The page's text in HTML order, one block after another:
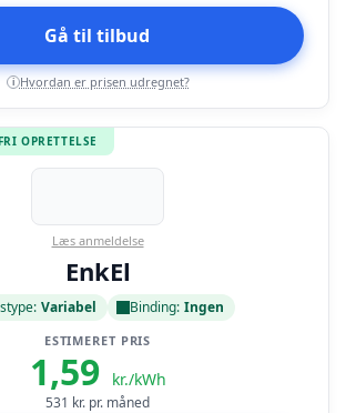
Gå til tilbud
i Hvordan er prisen udregnet?
OPRETTELSE
Læs anmeldelse
EnkEl
Variabel Binding: Ingen
ESTIMERET PRIS
1,59 kr./kWh
531 kr. pr. måned